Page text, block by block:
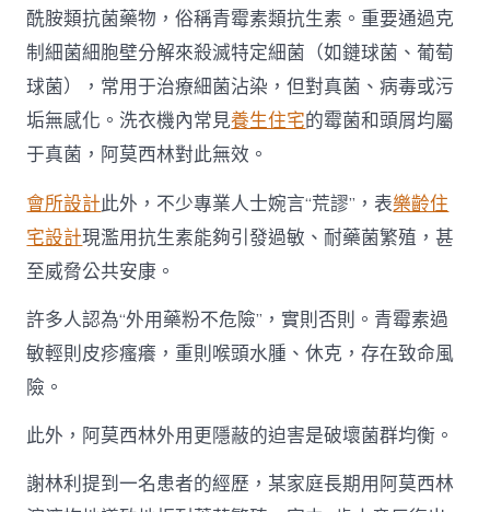
酰胺類抗菌藥物，俗稱青霉素類抗生素。重要通過克
制細菌細胞壁分解來殺滅特定細菌（如鏈球菌、葡萄
球菌），常用于治療細菌沾染，但對真菌、病毒或污
垢無感化。洗衣機內常見養生住宅的霉菌和頭屑均屬
于真菌，阿莫西林對此無效。
會所設計此外，不少專業人士婉言“荒謬”，表樂齡住
宅設計現濫用抗生素能夠引發過敏、耐藥菌繁殖，甚
至威脅公共安康。
許多人認為“外用藥粉不危險”，實則否則。青霉素過
敏輕則皮疹瘙癢，重則喉頭水腫、休克，存在致命風
險。
此外，阿莫西林外用更隱蔽的迫害是破壞菌群均衡。
謝林利提到一名患者的經歷，某家庭長期用阿莫西林